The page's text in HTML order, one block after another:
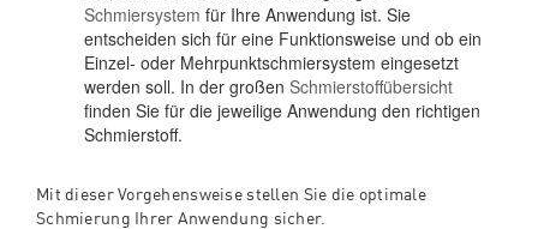
Schmiersystem für Ihre Anwendung ist. Sie
entscheiden sich für eine Funktionsweise und ob ein
Einzel- oder Mehrpunktschmiersystem eingesetzt
werden soll. In der großen Schmierstoffübersicht
finden Sie für die jeweilige Anwendung den richtigen
Schmierstoff.
Mit dieser Vorgehensweise stellen Sie die optimale
Schmierung Ihrer Anwendung sicher.